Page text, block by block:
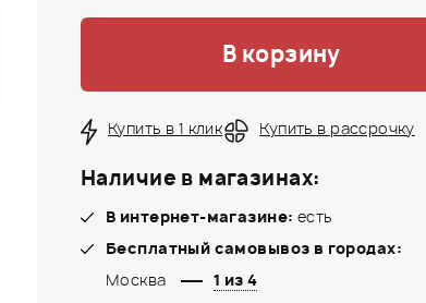
В корзину
Купить в 1 клик Купить в рассрочку
Наличие в магазинах:
В интернет-магазине: есть
Бесплатный самовывоз в городах:
Москва
1 из 4